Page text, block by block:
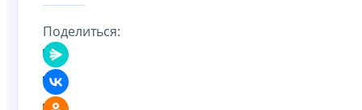
Поделиться: